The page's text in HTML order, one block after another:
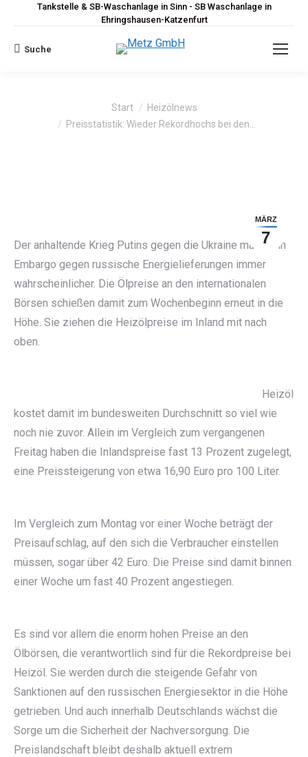
Tankstelle & SB-Waschanlage in Sinn - SB Waschanlage in
Ehringshausen-Katzenfurt
Search:
Suche
Sie befinden sich hier:Start
Heizölnews
Preisstatistik: Wieder Rekordhochs bei den…
MÄRZ
7
Der anhaltende Krieg Putins gegen die Ukraine macht ein
Embargo gegen russische Energielieferungen immer
wahrscheinlicher. Die Ölpreise an den internationalen
Börsen schießen damit zum Wochenbeginn erneut in die
Höhe. Sie ziehen die Heizölpreise im Inland mit nach
oben.
Heizöl
kostet damit im bundesweiten Durchschnitt so viel wie
noch nie zuvor. Allein im Vergleich zum vergangenen
Freitag haben die Inlandspreise fast 13 Prozent zugelegt,
eine Preissteigerung von etwa 16,90 Euro pro 100 Liter.
Im Vergleich zum Montag vor einer Woche beträgt der
Preisaufschlag, auf den sich die Verbraucher einstellen
müssen, sogar über 42 Euro. Die Preise sind damit binnen
einer Woche um fast 40 Prozent angestiegen.
Es sind vor allem die enorm hohen Preise an den
Ölbörsen, die verantwortlich sind für die Rekordpreise bei
Heizöl. Sie werden durch die steigende Gefahr von
Sanktionen auf den russischen Energiesektor in die Höhe
getrieben. Und auch innerhalb Deutschlands wächst die
Sorge um die Sicherheit der Nachversorgung. Die
Preislandschaft bleibt deshalb aktuell extrem